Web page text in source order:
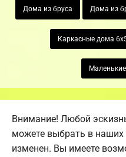
Дома из бруса Дома из
Каркасные дома
Внимание! Любой
можете выбрать в
изменен. Вы имеете